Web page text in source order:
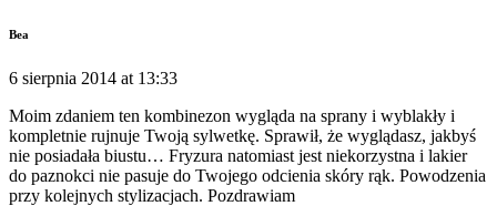
Bea
6 sierpnia 2014 at 13:33
Moim zdaniem ten kombinezon wygląda na sprany i wyblakły i
kompletnie rujnuje Twoją sylwetkę. Sprawił, że wyglądasz, jakbyś
nie posiadała biustu… Fryzura natomiast jest niekorzystna i lakier
do paznokci nie pasuje do Twojego odcienia skóry rąk. Powodzenia
przy kolejnych stylizacjach. Pozdrawiam